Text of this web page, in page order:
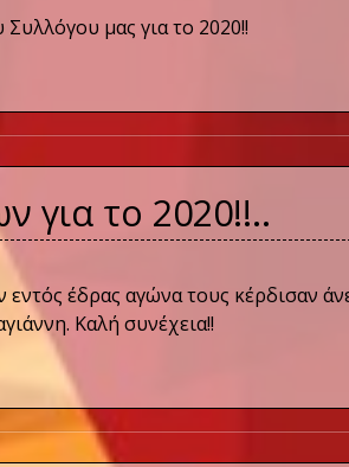
μας για το 2020!!
για το 2020!!..
έδρας αγώνα τους κέρδισαν
Καλή συνέχεια!!